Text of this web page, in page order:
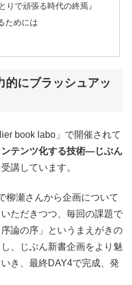
で頑張る時代の終焉』
ためには
的にブラッシュアッ
book labo」で開催されて
ンテンツ化する技術―じぶん
受講しています。
柳瀬さんから企画について
ただきつつ、毎回の課題で
序論の序」というまえがきの
、じぶん新書企画をより魅
き、最終DAY4で完成、発